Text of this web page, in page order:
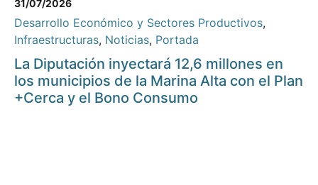
31/07/2026
Desarrollo Económico y Sectores Productivos,
Infraestructuras, Noticias, Portada
La Diputación inyectará 12,6 millones en
los municipios de la Marina Alta con el Plan
+Cerca y el Bono Consumo